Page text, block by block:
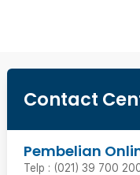
Contact
Pembelian
Telp : (021) 39 700